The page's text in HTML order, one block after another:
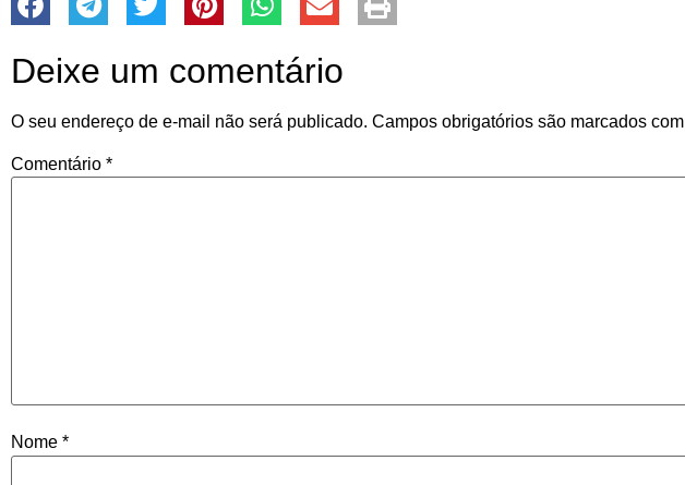
Deixe um comentário
O seu endereço de e-mail não será publicado. Campos obrigatórios são marcados com
Comentário *
Nome *